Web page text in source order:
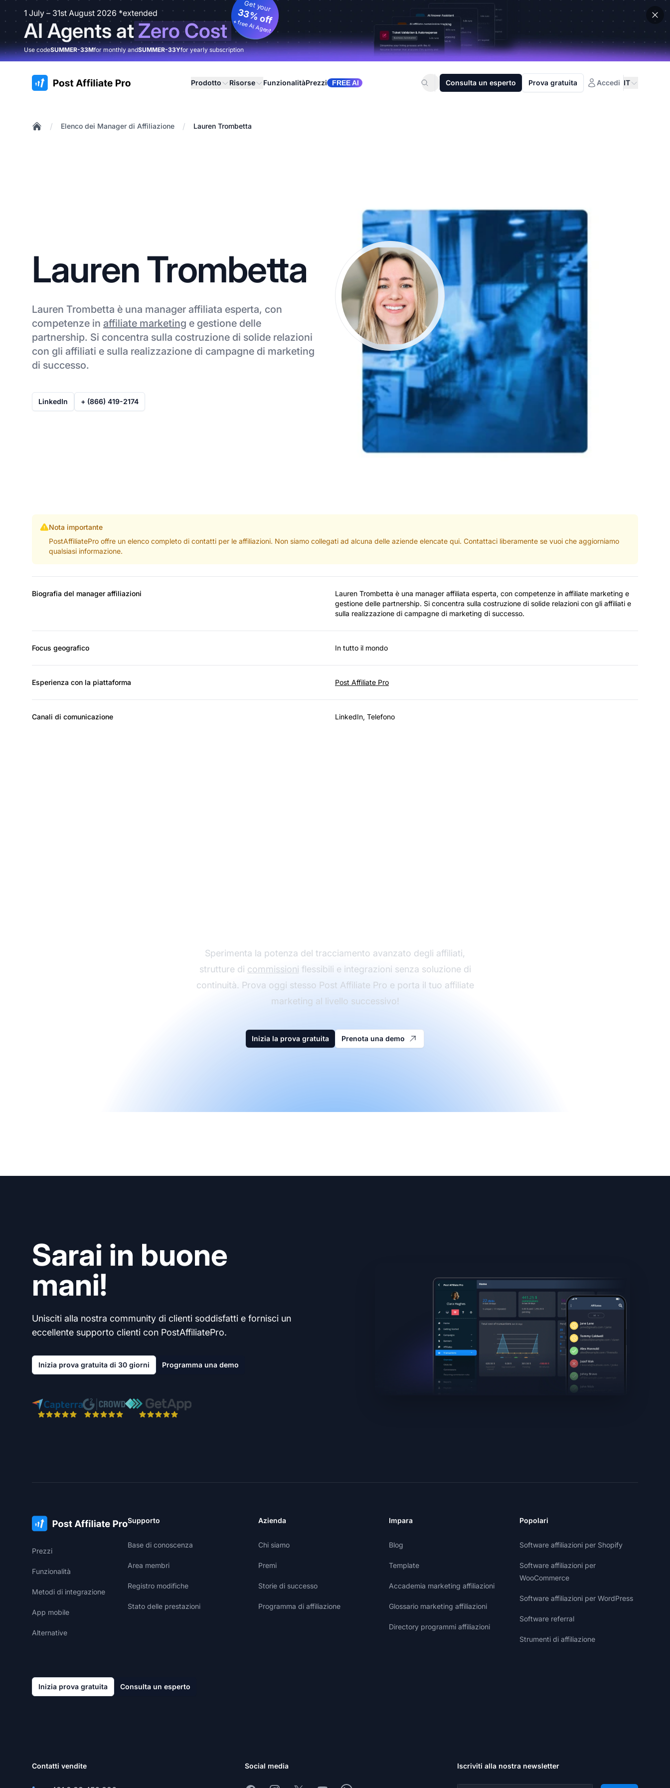
1 July – 31st August 2026 *extended
AI Agents atZero Cost
Get your
33% off
+ free AI Agent
Use codeSUMMER-33Mfor monthly andSUMMER-33Yfor yearly subscription
:site.title Prodotto Risorse FunzionalitàPrezzi FREE AI Consulta un esperto Prova gratuita Accedi IT
/ Elenco dei Manager di Affiliazione / Lauren Trombetta
Lauren Trombetta
Lauren Trombetta è una manager affiliata esperta, con
competenze in affiliate marketing e gestione delle
partnership. Si concentra sulla costruzione di solide relazioni
con gli affiliati e sulla realizzazione di campagne di marketing
di successo.
LinkedIn + (866) 419-2174
Nota importante
PostAffiliatePro offre un elenco completo di contatti per le affiliazioni. Non siamo collegati ad alcuna delle aziende elencate qui. Contattaci liberamente se vuoi che aggiorniamo
qualsiasi informazione.
Biografia del manager affiliazioni
Lauren Trombetta è una manager affiliata esperta, con competenze in affiliate marketing e
gestione delle partnership. Si concentra sulla costruzione di solide relazioni con gli affiliati e
sulla realizzazione di campagne di marketing di successo.
Focus geografico In tutto il mondo
Esperienza con la piattaforma Post Affiliate Pro
Canali di comunicazione LinkedIn, Telefono
Sperimenta la potenza del tracciamento avanzato degli affiliati,
strutture di commissioni flessibili e integrazioni senza soluzione di
continuità. Prova oggi stesso Post Affiliate Pro e porta il tuo affiliate
marketing al livello successivo!
Inizia la prova gratuita Prenota una demo
Sarai in buone
mani!
Unisciti alla nostra community di clienti soddisfatti e fornisci un
eccellente supporto clienti con PostAffiliatePro.
Inizia prova gratuita di 30 giorni Programma una demo
Prezzi
Funzionalità
Metodi di integrazione
App mobile
Alternative
Supporto
Base di conoscenza
Area membri
Registro modifiche
Stato delle prestazioni
Azienda
Chi siamo
Premi
Storie di successo
Programma di affiliazione
Impara
Blog
Template
Accademia marketing affiliazioni
Glossario marketing affiliazioni
Directory programmi affiliazioni
Popolari
Software affiliazioni per Shopify
Software affiliazioni per
WooCommerce
Software affiliazioni per WordPress
Software referral
Strumenti di affiliazione
Inizia prova gratuita Consulta un esperto
Contatti vendite Social media Iscriviti alla nostra newsletter